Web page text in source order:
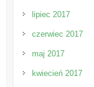
lipiec 2017
czerwiec 2017
maj 2017
kwiecień 2017